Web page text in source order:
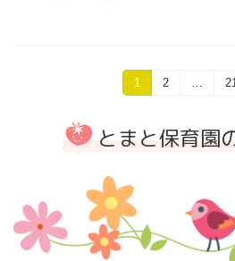
ー
ジ
送
固
定
ー
ジ
1
固
ー
ジ
2 …
固
ー
ジ
とまと保育園